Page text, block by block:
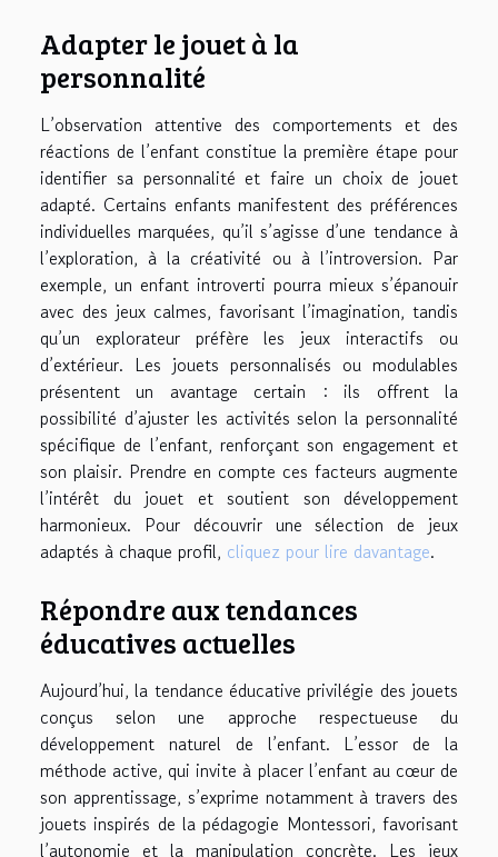
Adapter le jouet à la
personnalité
L’observation attentive des comportements et des
réactions de l’enfant constitue la première étape pour
identifier sa personnalité et faire un choix de jouet
adapté. Certains enfants manifestent des préférences
individuelles marquées, qu’il s’agisse d’une tendance à
l’exploration, à la créativité ou à l’introversion. Par
exemple, un enfant introverti pourra mieux s’épanouir
avec des jeux calmes, favorisant l’imagination, tandis
qu’un explorateur préfère les jeux interactifs ou
d’extérieur. Les jouets personnalisés ou modulables
présentent un avantage certain : ils offrent la
possibilité d’ajuster les activités selon la personnalité
spécifique de l’enfant, renforçant son engagement et
son plaisir. Prendre en compte ces facteurs augmente
l’intérêt du jouet et soutient son développement
harmonieux. Pour découvrir une sélection de jeux
adaptés à chaque profil, cliquez pour lire davantage.
Répondre aux tendances
éducatives actuelles
Aujourd’hui, la tendance éducative privilégie des jouets
conçus selon une approche respectueuse du
développement naturel de l’enfant. L’essor de la
méthode active, qui invite à placer l’enfant au cœur de
son apprentissage, s’exprime notamment à travers des
jouets inspirés de la pédagogie Montessori, favorisant
l’autonomie et la manipulation concrète. Les jeux